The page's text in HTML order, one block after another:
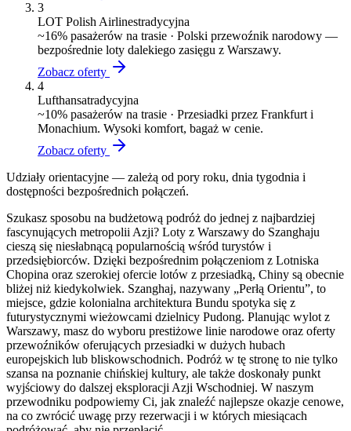
3
LOT Polish Airlinestradycyjna
~16% pasażerów na trasie · Polski przewoźnik narodowy —
bezpośrednie loty dalekiego zasięgu z Warszawy.
Zobacz oferty
4
Lufthansatradycyjna
~10% pasażerów na trasie · Przesiadki przez Frankfurt i
Monachium. Wysoki komfort, bagaż w cenie.
Zobacz oferty
Udziały orientacyjne — zależą od pory roku, dnia tygodnia i
dostępności bezpośrednich połączeń.
Szukasz sposobu na budżetową podróż do jednej z najbardziej
fascynujących metropolii Azji? Loty z Warszawy do Szanghaju
cieszą się niesłabnącą popularnością wśród turystów i
przedsiębiorców. Dzięki bezpośrednim połączeniom z Lotniska
Chopina oraz szerokiej ofercie lotów z przesiadką, Chiny są obecnie
bliżej niż kiedykolwiek. Szanghaj, nazywany „Perłą Orientu”, to
miejsce, gdzie kolonialna architektura Bundu spotyka się z
futurystycznymi wieżowcami dzielnicy Pudong. Planując wylot z
Warszawy, masz do wyboru prestiżowe linie narodowe oraz oferty
przewoźników oferujących przesiadki w dużych hubach
europejskich lub bliskowschodnich. Podróż w tę stronę to nie tylko
szansa na poznanie chińskiej kultury, ale także doskonały punkt
wyjściowy do dalszej eksploracji Azji Wschodniej. W naszym
przewodniku podpowiemy Ci, jak znaleźć najlepsze okazje cenowe,
na co zwrócić uwagę przy rezerwacji i w których miesiącach